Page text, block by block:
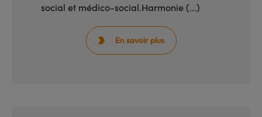
social et médico-social.Harmonie (...)
 En savoir plus